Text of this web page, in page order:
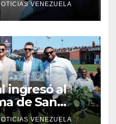
VENEZUELA
ingresó al
de San
VENEZUELA